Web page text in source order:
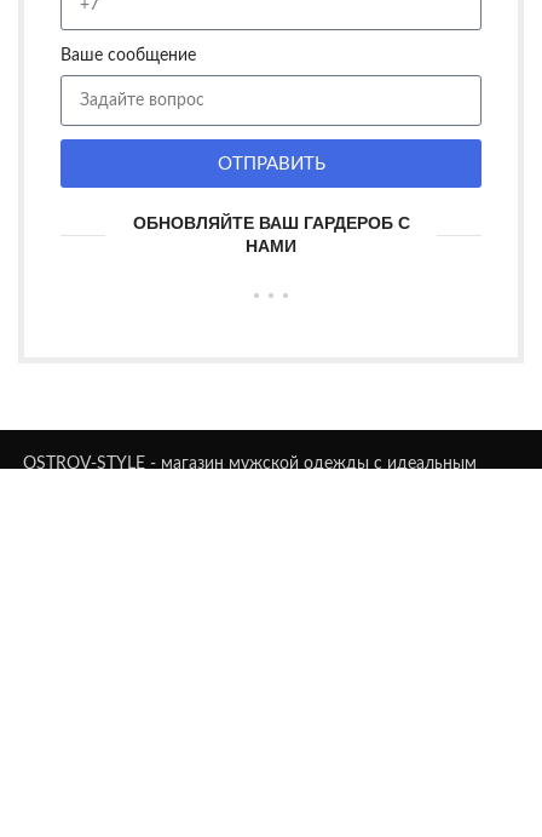
Ваше сообщение
ОТПРАВИТЬ
ОБНОВЛЯЙТЕ ВАШ ГАРДЕРОБ С
НАМИ
OSTROV-STYLE - магазин мужской одежды с идеальным